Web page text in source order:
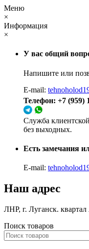
Меню
×
Информация
×
У вас общий
Напишите или
E-mail:
Телефон: +7 (959)
Служба
без выходных.
Есть замечания
E-mail:
Наш адрес
ЛНР, г. Луганск.
Поиск товаров